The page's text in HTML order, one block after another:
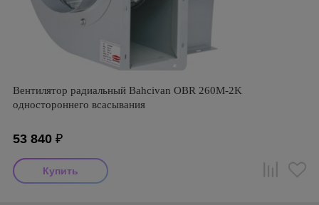
Вентилятор радиальный Bahcivan OBR 260M-2K
одностороннего всасывания
53 840 ₽